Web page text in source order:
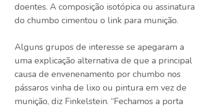
doentes. A composição isotópica ou assinatura
do chumbo cimentou o link para munição.
Alguns grupos de interesse se apegaram a
uma explicação alternativa de que a principal
causa de envenenamento por chumbo nos
pássaros vinha de lixo ou pintura em vez de
munição, diz Finkelstein. “Fechamos a porta